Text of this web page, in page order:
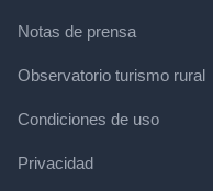
Notas de prensa
Observatorio turismo rural
Condiciones de uso
Privacidad